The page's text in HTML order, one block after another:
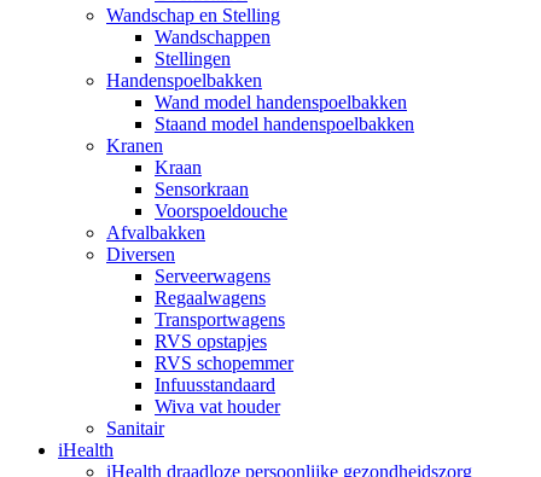
Wandschap en Stelling
Wandschappen
Stellingen
Handenspoelbakken
Wand model handenspoelbakken
Staand model handenspoelbakken
Kranen
Kraan
Sensorkraan
Voorspoeldouche
Afvalbakken
Diversen
Serveerwagens
Regaalwagens
Transportwagens
RVS opstapjes
RVS schopemmer
Infuusstandaard
Wiva vat houder
Sanitair
iHealth
iHealth draadloze persoonlijke gezondheidszorg